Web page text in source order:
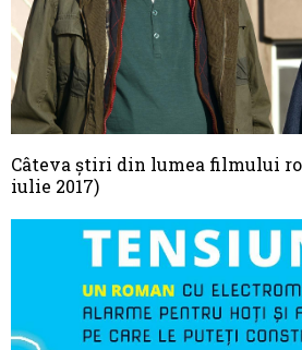
Câteva știri din lumea filmului
iulie 2017)